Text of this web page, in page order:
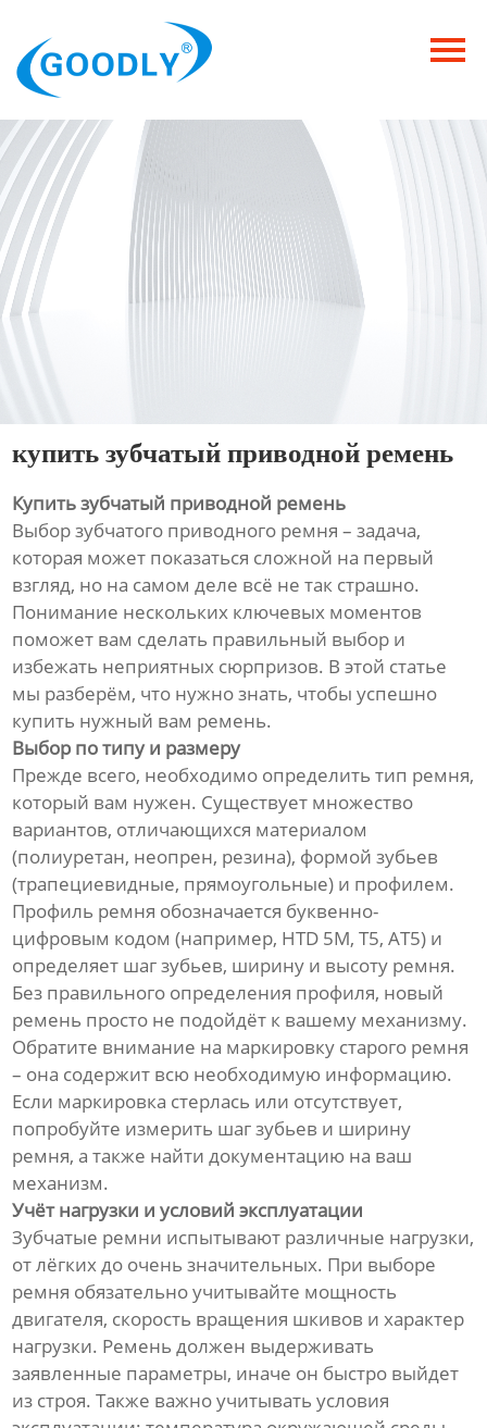
Продукция
ОТРАСЛИ
Категория
Новости
Контакты
купить зубчатый приводной ремень
Купить зубчатый приводной ремень
Выбор зубчатого приводного ремня – задача,
которая может показаться сложной на первый
взгляд, но на самом деле всё не так страшно.
Понимание нескольких ключевых моментов
поможет вам сделать правильный выбор и
избежать неприятных сюрпризов. В этой статье
мы разберём, что нужно знать, чтобы успешно
купить нужный вам ремень.
Выбор по типу и размеру
Прежде всего, необходимо определить тип ремня,
который вам нужен. Существует множество
вариантов, отличающихся материалом
(полиуретан, неопрен, резина), формой зубьев
(трапециевидные, прямоугольные) и профилем.
Профиль ремня обозначается буквенно-
цифровым кодом (например, HTD 5M, T5, AT5) и
определяет шаг зубьев, ширину и высоту ремня.
Без правильного определения профиля, новый
ремень просто не подойдёт к вашему механизму.
Обратите внимание на маркировку старого ремня
– она содержит всю необходимую информацию.
Если маркировка стерлась или отсутствует,
попробуйте измерить шаг зубьев и ширину
ремня, а также найти документацию на ваш
механизм.
Учёт нагрузки и условий эксплуатации
Зубчатые ремни испытывают различные нагрузки,
от лёгких до очень значительных. При выборе
ремня обязательно учитывайте мощность
двигателя, скорость вращения шкивов и характер
нагрузки. Ремень должен выдерживать
заявленные параметры, иначе он быстро выйдет
из строя. Также важно учитывать условия